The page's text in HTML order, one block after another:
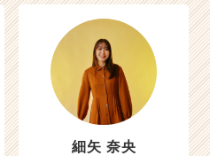
細矢 奈央